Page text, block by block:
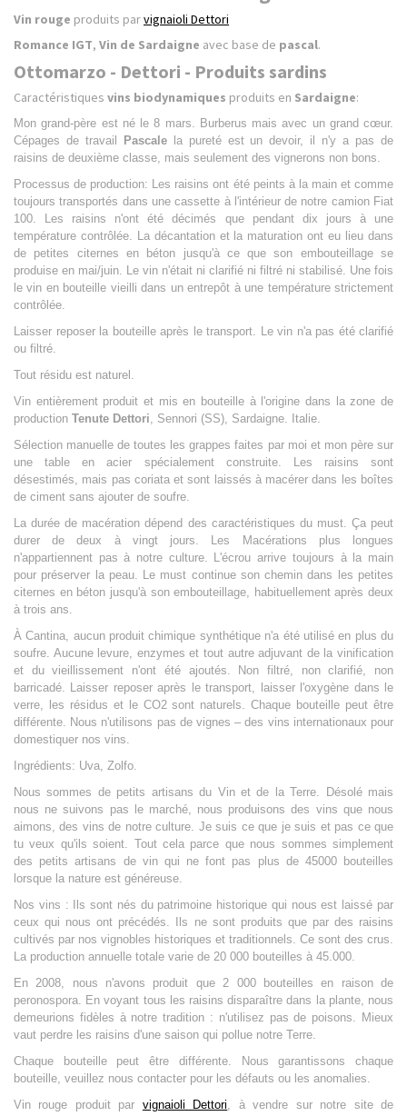
Vin rouge produits parvignaioli Dettori
Romance IGT, Vin de Sardaigne avec base de pascal.
Ottomarzo - Dettori - Produits sardins
Caractéristiques vins biodynamiques produits en Sardaigne:
Mon grand-père est né le 8 mars. Burberus mais avec un grand cœur.
Cépages de travail
Pascalela pureté est un devoir, il n'y a pas de
raisins de deuxième classe, mais seulement des vignerons non bons.
Processus de production:
Les raisins ont été peints à la main et comme
toujours transportés dans une cassette à l'intérieur de notre camion Fiat
100. Les raisins n'ont été décimés que pendant dix jours à une
température contrôlée. La décantation et la maturation ont eu lieu dans
de petites citernes en béton jusqu'à ce que son embouteillage se
produise en mai/juin. Le vin n'était ni clarifié ni filtré ni stabilisé. Une fois
le vin en bouteille vieilli dans un entrepôt à une température strictement
contrôlée.
Laisser reposer la bouteille après le transport. Le vin n'a pas été clarifié
ou filtré.
Tout résidu est naturel.
Vin entièrement produit et mis en bouteille à l'origine dans la zone de
production Tenute Dettori , Sennori (SS), Sardaigne. Italie.
Sélection manuelle de toutes les grappes faites par moi et mon père sur
une table en acier spécialement construite. Les raisins sont
désestimés, mais pas coriata et sont laissés à macérer dans les boîtes
de ciment sans ajouter de soufre.
La durée de macération dépend des caractéristiques du must. Ça peut
durer de deux à vingt jours. Les Macérations plus longues
n'appartiennent pas à notre culture. L'écrou arrive toujours à la main
pour préserver la peau. Le must continue son chemin dans les petites
citernes en béton jusqu'à son embouteillage, habituellement après deux
à trois ans.
À Cantina, aucun produit chimique synthétique n'a été utilisé en plus du
soufre. Aucune levure, enzymes et tout autre adjuvant de la vinification
et du vieillissement n'ont été ajoutés. Non filtré, non clarifié, non
barricadé. Laisser reposer après le transport, laisser l'oxygène dans le
verre, les résidus et le CO2 sont naturels. Chaque bouteille peut être
différente. Nous n'utilisons pas de vignes – des vins internationaux pour
domestiquer nos vins.
Ingrédients: Uva, Zolfo.
Nous sommes de petits artisans du Vin et de la Terre. Désolé mais
nous ne suivons pas le marché, nous produisons des vins que nous
aimons, des vins de notre culture. Je suis ce que je suis et pas ce que
tu veux qu'ils soient. Tout cela parce que nous sommes simplement
des petits artisans de vin qui ne font pas plus de 45000 bouteilles
lorsque la nature est généreuse.
Nos vins :
Ils sont nés du patrimoine historique qui nous est laissé par
ceux qui nous ont précédés. Ils ne sont produits que par des raisins
cultivés par nos vignobles historiques et traditionnels. Ce sont des crus.
La production annuelle totale varie de 20 000 bouteilles à 45.000.
En 2008, nous n'avons produit que 2 000 bouteilles en raison de
peronospora. En voyant tous les raisins disparaître dans la plante, nous
demeurions fidèles à notre tradition : n'utilisez pas de poisons. Mieux
vaut perdre les raisins d'une saison qui pollue notre Terre.
Chaque bouteille peut être différente. Nous garantissons chaque
bouteille, veuillez nous contacter pour les défauts ou les anomalies.
Vin rouge produit par vignaioli Dettori , à vendre sur notre site de